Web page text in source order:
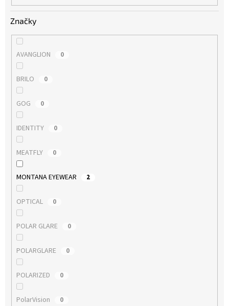
Značky
AVANGLION 0
BRILO 0
GOG 0
IDENTITY 0
MEATFLY 0
MONTANA EYEWEAR 2
OPTICAL 0
POLAR GLARE 0
POLARGLARE 0
POLARIZED 0
PolarVision 0